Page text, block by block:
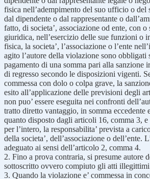
fisica nell’adempimento del suo ufficio o del
dal dipendente o dal rappresentante o
fatto, di societa’, associazione od ente, con o
giuridica, nell’esercizio delle sue funzioni o
fisica, la societa’, l’associazione o l’ente
agito l’autore della violazione sono obbligati
pagamento di una somma pari alla sanzione
di regresso secondo le disposizioni vigenti.
commessa con dolo o colpa grave, la
esito all’applicazione delle previsioni degli
non puo’ essere eseguita nei confronti
tratto diretto vantaggio, in somma eccedente
quanto disposto dagli articoli 16, comma 3, e
per l’intero, la responsabilita’ prevista a
della societa’, dell’associazione o dell’ente.
adeguato ai sensi dell’articolo 2, comma 4.
2. Fino a prova contraria, si presume autore
sottoscritto ovvero compiuto gli atti
3. Quando la violazione e’ commessa in